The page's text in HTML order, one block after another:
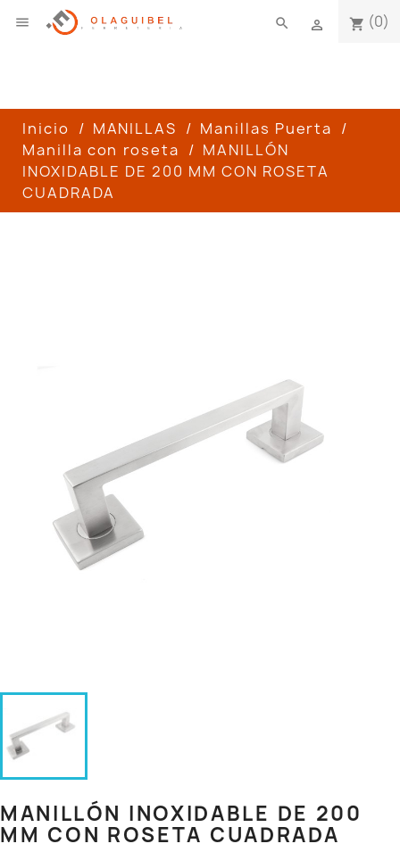
 shopping_cart (0)

search
Inicio MANILLAS
Manillas Puerta
Manilla con roseta
MANILLÓN
INOXIDABLE DE 200 MM CON ROSETA
CUADRADA
MANILLÓN INOXIDABLE DE 200
MM CON ROSETA CUADRADA